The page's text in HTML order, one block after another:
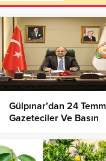
Gülpınar’dan 24
Gazeteciler Ve Basın